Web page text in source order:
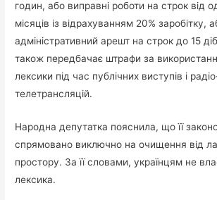
годин, або виправні роботи на строк від
місяців із відрахуванням 20% заробітку,
адміністративний арешт на строк до 15
також передбачає штрафи за
лексики під час публічних виступів і
телетрансляцій.
Народна депутатка пояснила, що її
спрямовано виключно на очищення від
простору. За її словами, українцям не
лексика.